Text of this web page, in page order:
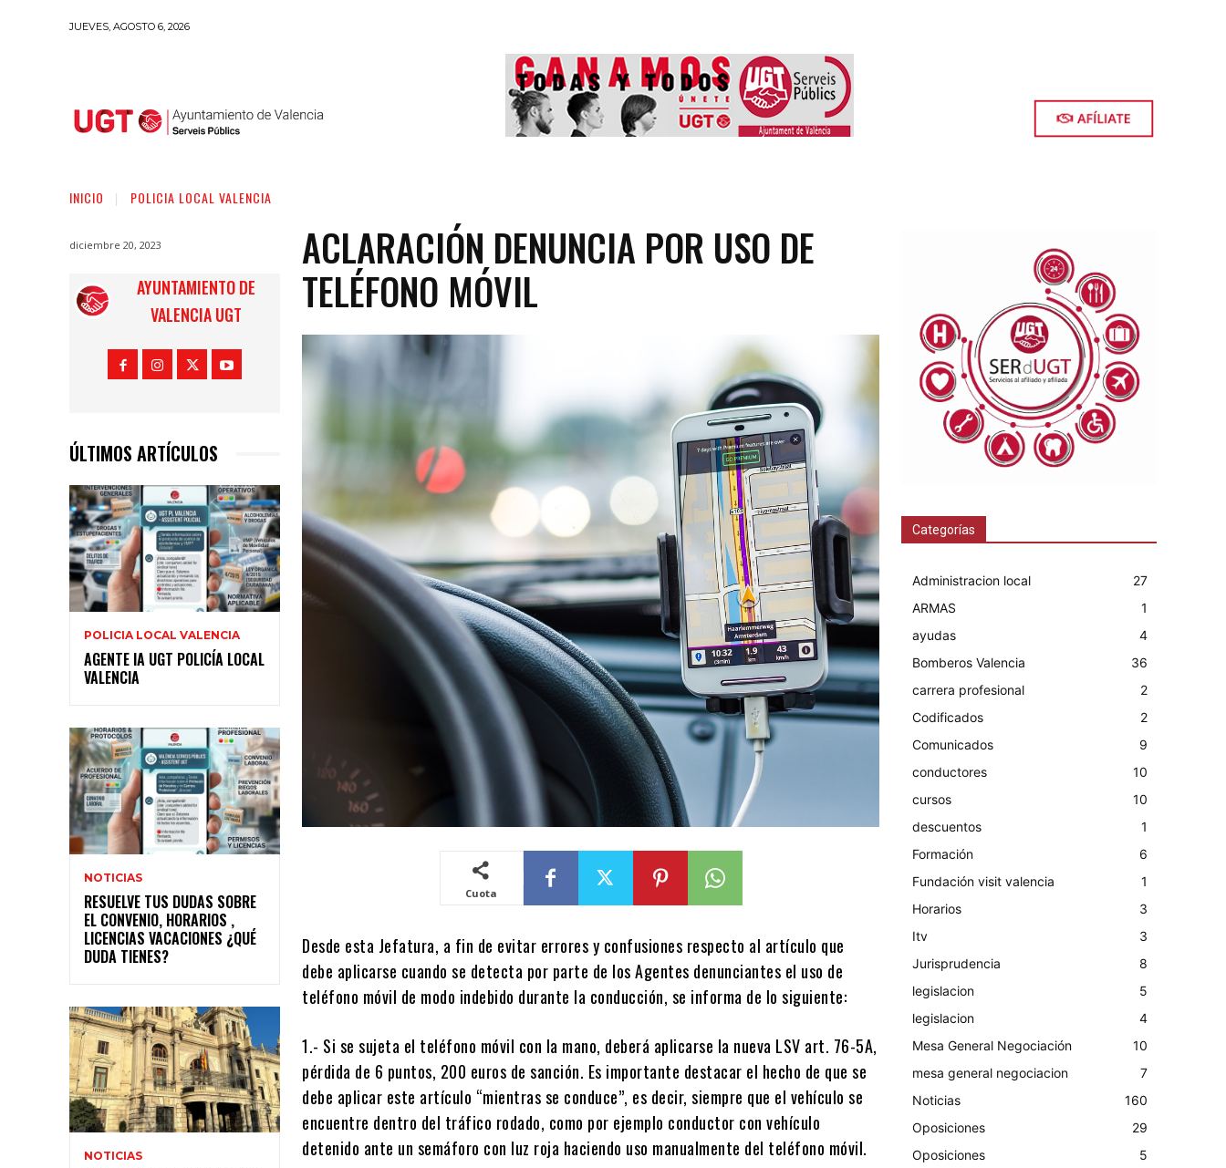
JUEVES, AGOSTO 6, 2026
INICIO POLICIA LOCAL VALENCIA
diciembre 20, 2023
AYUNTAMIENTO DE
VALENCIA UGT
ÚLTIMOS ARTÍCULOS
POLICIA LOCAL VALENCIA
AGENTE IA UGT POLICÍA LOCAL
VALENCIA
NOTICIAS
RESUELVE TUS DUDAS SOBRE
EL CONVENIO, HORARIOS ,
LICENCIAS VACACIONES ¿QUÉ
DUDA TIENES?
NOTICIAS
ACLARACIÓN DENUNCIA POR USO DE
TELÉFONO MÓVIL
Cuota
Desde esta Jefatura, a fin de evitar errores y confusiones respecto al artículo que
debe aplicarse cuando se detecta por parte de los Agentes denunciantes el uso de
teléfono móvil de modo indebido durante la conducción, se informa de lo siguiente:
1.- Si se sujeta el teléfono móvil con la mano, deberá aplicarse la nueva LSV art. 76-5A,
pérdida de 6 puntos, 200 euros de sanción. Es importante destacar el hecho de que se
debe aplicar este artículo “mientras se conduce”, es decir, siempre que el vehículo se
encuentre dentro del tráfico rodado, como por ejemplo conductor con vehículo
detenido ante un semáforo con luz roja haciendo uso manualmente del teléfono móvil.
Categorías
Administracion local
27
ARMAS
1
ayudas
4
Bomberos Valencia
36
carrera profesional
2
Codificados
2
Comunicados
9
conductores
10
cursos
10
descuentos
1
Formación
6
Fundación visit valencia
1
Horarios
3
Itv
3
Jurisprudencia
8
legislacion
5
legislacion
4
Mesa General Negociación
10
mesa general negociacion
7
Noticias
160
Oposiciones
29
Oposiciones
5